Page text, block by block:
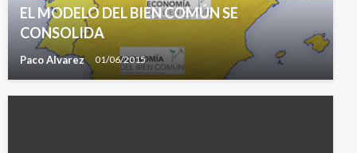
EL MODELO DEL BIEN COMÚN SE
CONSOLIDA
Paco Alvarez 01/06/2015